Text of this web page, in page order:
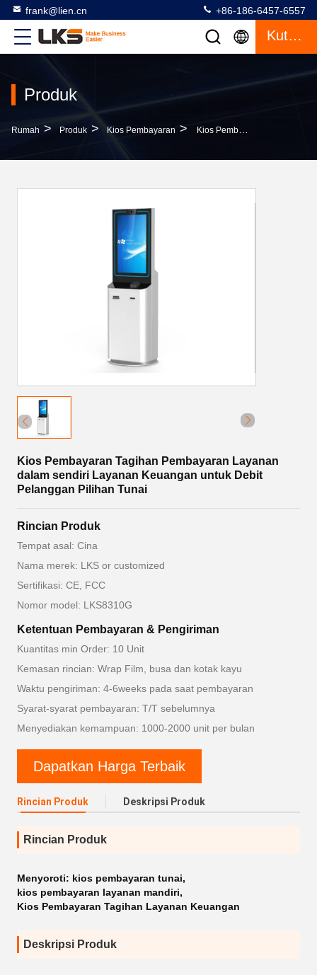
frank@lien.cn +86-186-6457-6557
Kutipan
Produk
Rumah > Produk > Kios Pembayaran > Kios Pembayaran Tagihan Pembayaran Layanan Dalam Sendiri Layanan Keuangan Untuk Debit Pelanggan Pilihan Tunai
Kios Pembayaran Tagihan Pembayaran Layanan
dalam sendiri Layanan Keuangan untuk Debit
Pelanggan Pilihan Tunai
Rincian Produk
Tempat asal: Cina
Nama merek: LKS or customized
Sertifikasi: CE, FCC
Nomor model: LKS8310G
Ketentuan Pembayaran & Pengiriman
Kuantitas min Order: 10 Unit
Kemasan rincian: Wrap Film, busa dan kotak kayu
Waktu pengiriman: 4-6weeks pada saat pembayaran
Syarat-syarat pembayaran: T/T sebelumnya
Menyediakan kemampuan: 1000-2000 unit per bulan
Dapatkan Harga Terbaik
Rincian Produk Deskripsi Produk
Rincian Produk
Menyoroti: kios pembayaran tunai,
kios pembayaran layanan mandiri,
Kios Pembayaran Tagihan Layanan Keuangan
Deskripsi Produk